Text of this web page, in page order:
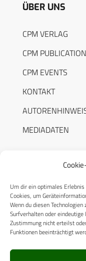
Um dir ein optimales
Cookies, um
Wenn du diesen
Surfverhalten oder
Zustimmung nicht erteilst
Funktionen beeinträchtigt
ÜBER UNS
CPM VERLAG
CPM
CPM EVENTS
KONTAKT
MEDIADATEN
RECHTLICHES
Cookie-Richtlinie